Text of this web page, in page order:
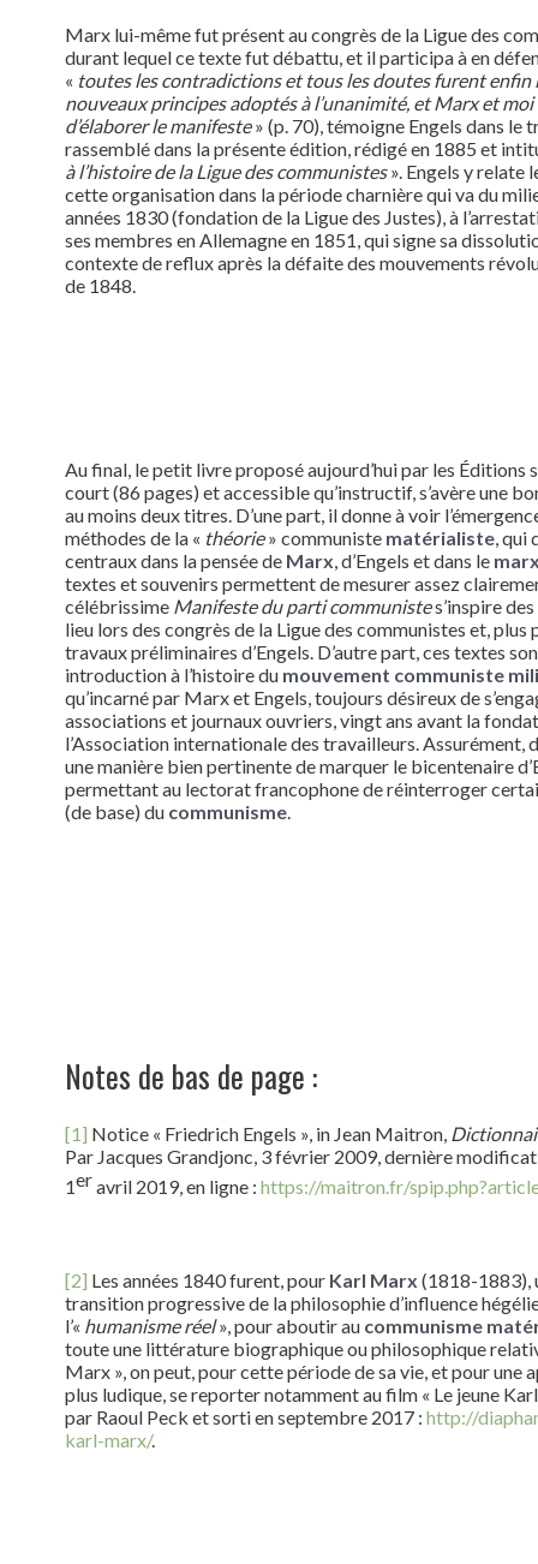
Marx lui-même fut présent au congrès de la Ligue des
durant lequel ce texte fut débattu, et il participa à en
« toutes les contradictions et tous les doutes furent enfin
nouveaux principes adoptés à l’unanimité, et Marx et moi
d’élaborer le manifeste» (p. 70), témoigne Engels dans le
rassemblé dans la présente édition, rédigé en 1885 et
à l’histoire de la Ligue des communistes». Engels y relate
cette organisation dans la période charnière qui va du
années 1830 (fondation de la Ligue des Justes), à
ses membres en Allemagne en 1851, qui signe sa
contexte de reflux après la défaite des mouvements
de 1848.
Au final, le petit livre proposé aujourd’hui par les Éditions
court (86 pages) et accessible qu’instructif, s’avère une
au moins deux titres. D’une part, il donne à voir
méthodes de la « théorie» communiste matérialiste, qui
centraux dans la pensée de Marx, d’Engels et dans le
textes et souvenirs permettent de mesurer assez
célébrissime Manifeste du parti communistes’inspire
lieu lors des congrès de la Ligue des communistes et, plus
travaux préliminaires d’Engels. D’autre part, ces textes
introduction à l’histoire du mouvement communiste
qu’incarné par Marx et Engels, toujours désireux de
associations et journaux ouvriers, vingt ans avant la
l’Association internationale des travailleurs. Assurément,
une manière bien pertinente de marquer le bicentenaire
permettant au lectorat francophone de réinterroger
(de base) du communisme.
Notes de bas de page :
[1] Notice « Friedrich Engels », in Jean Maitron,
Par Jacques Grandjonc, 3 février 2009, dernière
1eravril 2019, en ligne : https://maitron.fr/
[2] Les années 1840 furent, pour Karl Marx (1818-1883),
transition progressive de la philosophie d’influence
l’« humanisme réel», pour aboutir au communisme
toute une littérature biographique ou philosophique
Marx », on peut, pour cette période de sa vie, et pour une
plus ludique, se reporter notamment au film « Le jeune
par Raoul Peck et sorti en septembre 2017 : http://
karl-marx/.